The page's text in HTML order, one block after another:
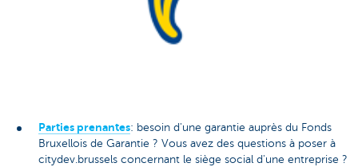
Parties prenantes: besoin d'une garantie auprès du Fonds
Bruxellois de Garantie ? Vous avez des questions à poser à
citydev.brussels concernant le siège social d'une entreprise ?